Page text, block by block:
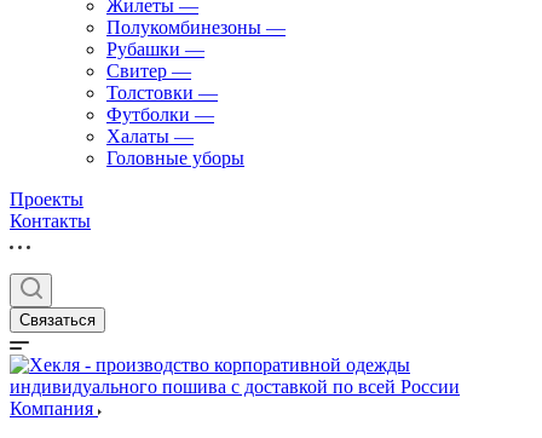
Жилеты —
Полукомбинезоны —
Рубашки —
Свитер —
Толстовки —
Футболки —
Халаты —
Головные уборы
Проекты
Контакты
Связаться
Компания